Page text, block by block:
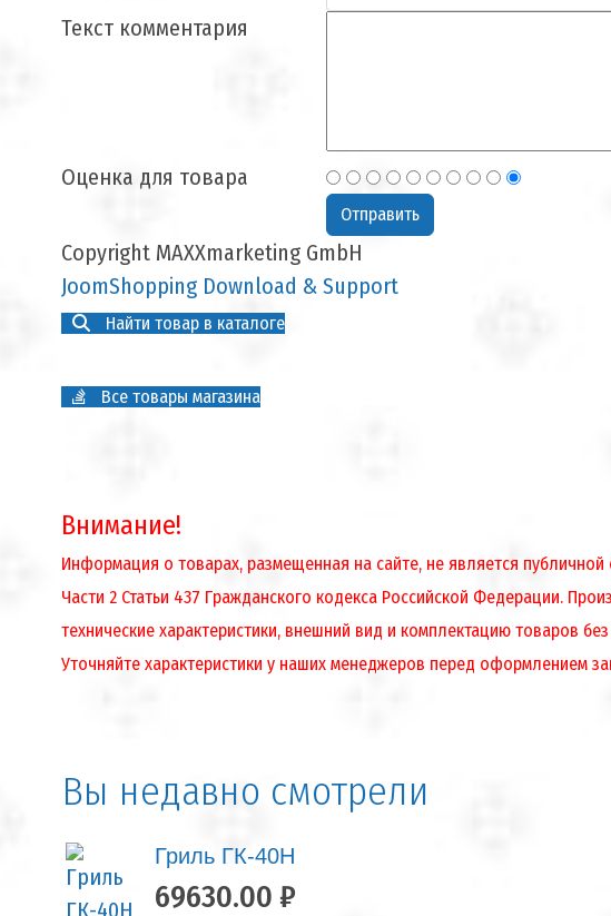
Текст комментария
Оценка для товара
Copyright MAXXmarketing GmbH
JoomShopping Download & Support
Найти товар в каталоге
Все товары магазина
Внимание!
Информация о товарах, размещенная на сайте, не является
Части 2 Статьи 437 Гражданского кодекса Российской Федерации.
технические характеристики, внешний вид и комплектацию товаров
Уточняйте характеристики у наших менеджеров перед оформлением
Вы недавно смотрели
Гриль ГК-40Н
69630.00 ₽